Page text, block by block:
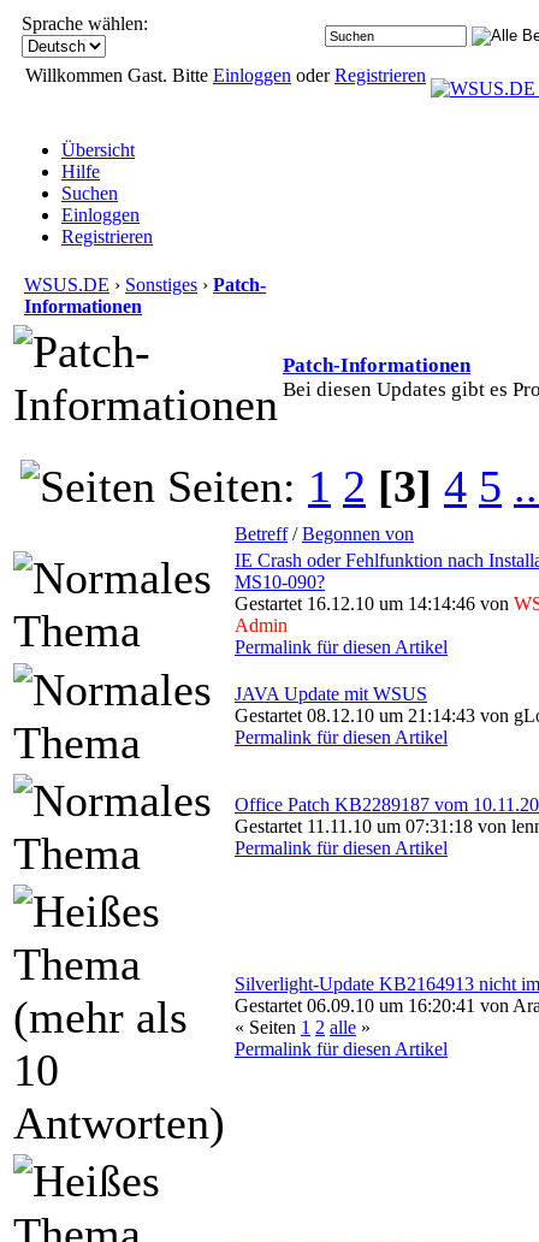
Sprache wählen:
Willkommen Gast. Bitte Einloggen oderRegistrieren
Übersicht
Hilfe
Suchen
Einloggen
Registrieren
WSUS.DE › Sonstiges › Patch-
Informationen
Patch-Informationen
Bei diesen Updates gibt es
Seiten: 1 2 [3] 4 5
Betreff/Begonnen von
IE Crash oder Fehlfunktion nach
MS10-090?
Gestartet 16.12.10 um 14:14:46 von
Admin
Permalink für diesen Artikel
JAVA Update mit WSUS
Gestartet 08.12.10 um 21:14:43 von
Permalink für diesen Artikel
Office Patch KB2289187 vom
Gestartet 11.11.10 um 07:31:18 von
Permalink für diesen Artikel
Silverlight-Update KB2164913 nicht
Gestartet 06.09.10 um 16:20:41 von
« Seiten 1 2 alle »
Permalink für diesen Artikel